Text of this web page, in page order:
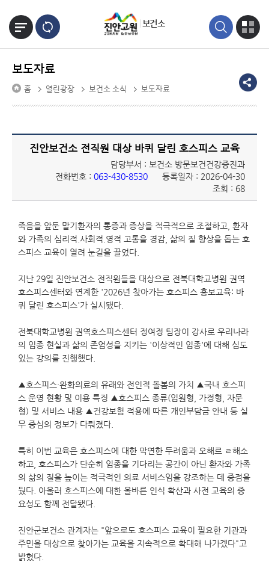
보건소
보도자료
홈 열린광장 보건소 소식 보도자료
진안보건소 전직원 대상 바퀴 달린 호스피스 교육
담당부서 : 보건소 방문보건건강증진과
전화번호 : 063-430-8530
등록일자 : 2026-04-30
조회 : 68
죽음을 앞둔 말기환자의 통증과 증상을 적극적으로 조절하고, 환자
와 가족의 심리적.사회적.영적 고통을 경감, 삶의 질 향상을 돕는 호
스피스 교육이 열려 눈길을 끌었다.
지난 29일 진안보건소 전직원들을 대상으로 전북대학교병원 권역
호스피스센터와 연계한 '2026년 찾아가는 호스피스 홍보교육: 바
퀴 달린 호스피스'가 실시됐다.
전북대학교병원 권역호스피스센터 정여정 팀장이 강사로 우리나라
의 임종 현실과 삶의 존엄성을 지키는 '이상적인 임종'에 대해 심도
있는 강의를 진행했다.
▲호스피스·완화의료의 유래와 전인적 돌봄의 가치 ▲국내 호스피
스 운영 현황 및 이용 특징 ▲호스피스 종류(입원형, 가정형, 자문
형) 및 서비스 내용 ▲건강보험 적용에 따른 개인부담금 안내 등 실
무 중심의 정보가 다뤄졌다.
특히 이번 교육은 호스피스에 대한 막연한 두려움과 오해르 ㄹ해소
하고, 호스피스가 단순히 임종을 기다리는 공간이 아닌 환자와 가족
의 삶의 질을 높이는 적극적인 의료 서비스임을 강조하는 데 중점을
뒀다. 아울러 호스피스에 대한 올바른 인식 확산과 사전 교육의 중
요성도 함께 전달됐다.
진안군보건소 관계자는 "앞으로도 호스피스 교육이 필요한 기관과
주민을 대상으로 찾아가는 교육을 지속적으로 확대해 나가겠다"고
밝혔다.